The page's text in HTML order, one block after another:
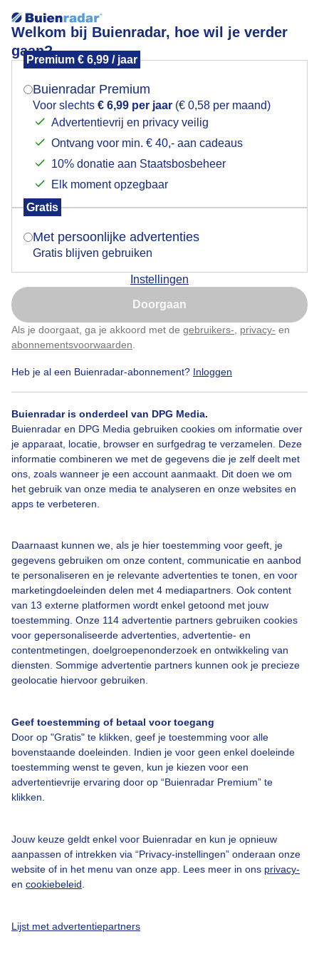
Welkom bij Buienradar, hoe wil je verder
gaan?
Premium € 6,99 / jaar
Buienradar Premium
Voor slechts € 6,99 per jaar (€ 0,58 per maand)
Advertentievrij en privacy veilig
Ontvang voor min. € 40,- aan cadeaus
10% donatie aan Staatsbosbeheer
Elk moment opzegbaar
Gratis
Met persoonlijke advertenties
Gratis blijven gebruiken
Instellingen
Doorgaan
Als je doorgaat, ga je akkoord met de gebruikers- privacy- en
abonnementsvoorwaarden
Heb je al een Buienradar-abonnement? Inloggen
Buienradar is onderdeel van DPG Media.
Buienradar en DPG Media gebruiken cookies om informatie over
je apparaat, locatie, browser en surfgedrag te verzamelen. Deze
informatie combineren we met de gegevens die je zelf deelt met
ons, zoals wanneer je een account aanmaakt. Dit doen we om
het gebruik van onze media te analyseren en onze websites en
apps te verbeteren.
Daarnaast kunnen we, als je hier toestemming voor geeft, je
gegevens gebruiken om onze content, communicatie en aanbod
te personaliseren en je relevante advertenties te tonen, en voor
marketingdoeleinden delen met 4 mediapartners. Ook content
van 13 externe platformen wordt enkel getoond met jouw
toestemming. Onze 114 advertentie partners gebruiken cookies
voor gepersonaliseerde advertenties, advertentie- en
contentmetingen, doelgroepenonderzoek en ontwikkeling van
diensten. Sommige advertentie partners kunnen ook je precieze
geolocatie hiervoor gebruiken.
Geef toestemming of betaal voor toegang
Door op "Gratis" te klikken, geef je toestemming voor alle
bovenstaande doeleinden. Indien je voor geen enkel doeleinde
toestemming wenst te geven, kun je kiezen voor een
advertentievrije ervaring door op “Buienradar Premium” te
klikken.
Jouw keuze geldt enkel voor Buienradar en kun je opnieuw
aanpassen of intrekken via “Privacy-instellingen” onderaan onze
website of in het menu van onze app. Lees meer in ons privacy-
en cookiebeleid
Lijst met advertentiepartners
Mooie reflectie
Mooie reflectie
Door: Anne-Marie van Iersel Gemaakt: 13-12-2025, 26x bekeken
Reflectie Winter Zon
Bekijk slideshow
Over Buienradar
Bedrijfsgegevens
Veelgestelde vragen
Contact
Toegankelijkheid
Adverteren
Buienradar Team
Privacy beleid
Mogen we je locatie gebruiken voor het
Indien je hier nog geen akkoord op hebt gegeven,
verschijnt er zo een pop-up uit je browser waarin
Is goed, toon de popup
Nu niet, misschien later
Klik hierom dit aan te passen